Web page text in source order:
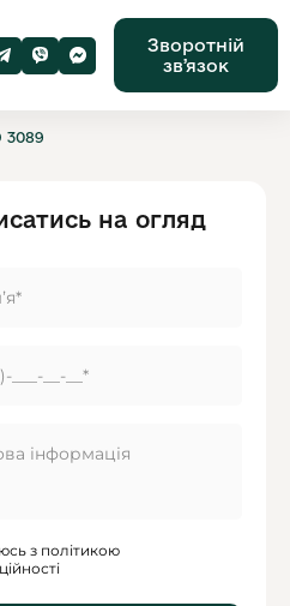
Зворотній
звʼязок
3089
на огляд
з політикою